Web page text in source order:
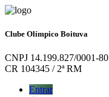
Clube Olímpico Boituva
CNPJ 14.199.827/0001-80
CR 104345 / 2ª RM
Entrar